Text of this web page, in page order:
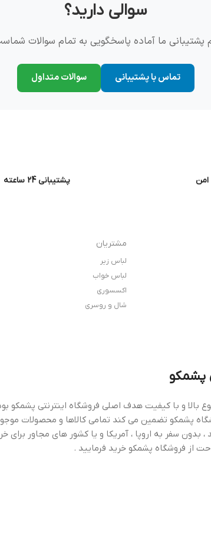
سوالی دارید؟
پشتیبانی ما آماده پاسخگویی به تمام سوالات
تماس با پشتیبانی سوالات متداول
امن پشتیبانی 24 ساعته
مشتریان
لباس زیر
لباس خواب
اکسسوری
شال و روسری
پشمکو
بالا و با کیفیت هدف اصلی فروشگاه اینترنتی پشمکو
پشمکو تضمین می کند تمامی کالاها و محصولات
بدون سفر به اروپا ، آمریکا و یا کشور های مجاور برای
از فروشگاه پشمکو خرید فرمایید .